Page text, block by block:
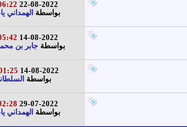
22-08-2022
PM
بواسطة
الهمداني
14-08-2022
PM
بواسطة جابر بن
14-08-2022
AM
بواسطة
29-07-2022
PM
بواسطة
الهمداني